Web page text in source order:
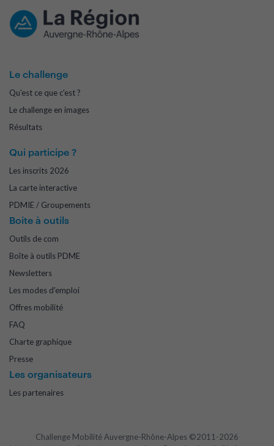
Le challenge
Qu'est ce que c'est ?
Le challenge en images
Résultats
Qui participe ?
Les inscrits 2026
La carte interactive
PDMIE / Groupements
Boite à outils
Outils de com
Boîte à outils PDME
Newsletters
Les modes d'emploi
Offres mobilité
FAQ
Charte graphique
Presse
Les organisateurs
Les partenaires
Challenge Mobilité Auvergne-Rhône-Alpes ©2011-2026